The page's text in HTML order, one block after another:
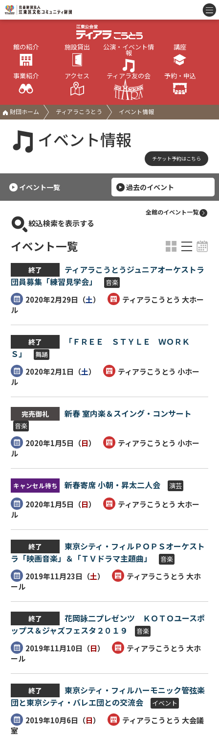
館の紹介 施設貸出 公演・イベント情
報
講座
事業紹介 アクセス ティアラ友の会 予約・申込
財団ホーム ティアラこうとう イベント情報
イベント情報
チケット予約はこちら
イベント一覧 過去のイベント
絞込検索を表示する
全館のイベント一覧
イベント一覧
終了
ティアラこうとうジュニアオーケストラ
団員募集「練習見学会」
音楽
2020年2月29日（土）
ティアラこうとう 大ホー
ル
終了
「ＦＲＥＥ ＳＴＹＬＥ ＷＯＲＫ
Ｓ」
舞踊
2020年2月1日（土）
ティアラこうとう 小ホー
ル
完売御礼 新春 室内楽＆スイング・コンサート
音楽
2020年1月5日（日）
ティアラこうとう 小ホー
ル
キャンセル待ち 新春寄席 小朝・昇太二人会 演芸
2020年1月5日（日）
ティアラこうとう 大ホー
ル
終了
東京シティ・フィルＰＯＰＳオーケスト
ラ「映画音楽」＆「ＴＶドラマ主題曲」
音楽
2019年11月23日（土）
ティアラこうとう 大ホ
ール
終了
花岡詠二プレゼンツ ＫＯＴＯユースポ
ップス＆ジャズフェスタ２０１９
音楽
2019年11月10日（日）
ティアラこうとう 大ホ
ール
終了
東京シティ・フィルハーモニック管弦楽
団と東京シティ・バレエ団との交流会
イベント
2019年10月6日（日）
ティアラこうとう 大会議
室